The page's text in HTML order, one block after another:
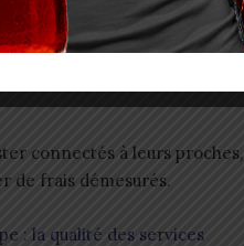
l’utilisation de l’internet
vertigineuse comparée
connectés à leurs proches,
de frais démesurés.
: la qualité des services